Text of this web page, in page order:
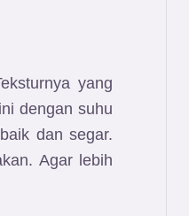
yang
dengan suhu
dan segar.
Agar lebih